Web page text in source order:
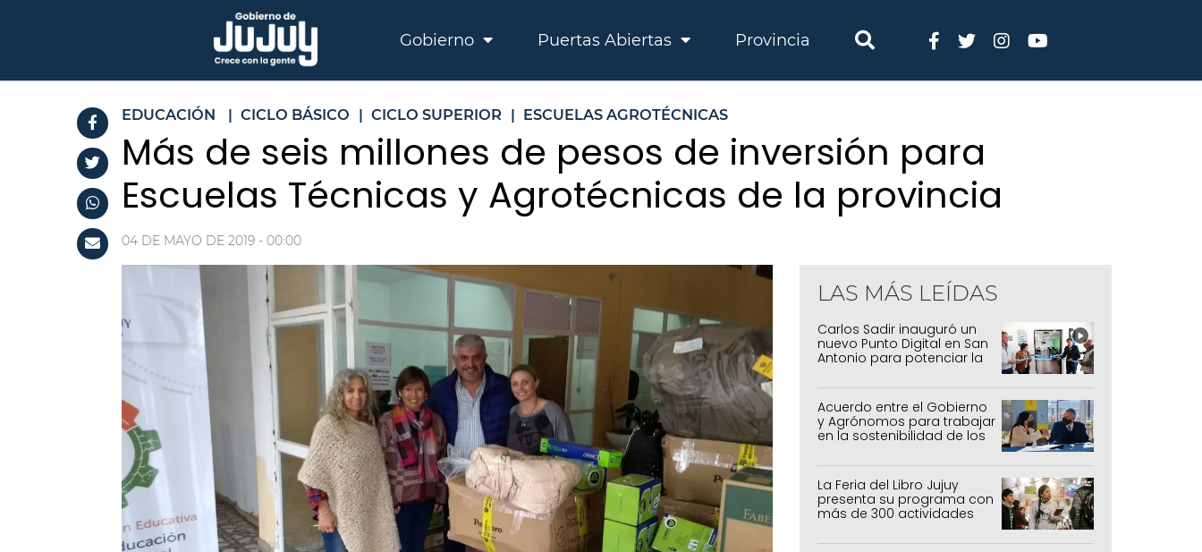
Gobierno Puertas Abiertas Provincia
EDUCACIÓN | CICLO BÁSICO | CICLO SUPERIOR | ESCUELAS AGROTÉCNICAS
Más de seis millones de pesos de inversión para
Escuelas Técnicas y Agrotécnicas de la provincia
04 DE MAYO DE 2019 - 00:00
LAS MÁS LEÍDAS
Carlos Sadir inauguró un
nuevo Punto Digital en San
Antonio para potenciar la
Acuerdo entre el Gobierno
y Agrónomos para trabajar
en la sostenibilidad de los
agrícolas, pecuarios y
forestal
La Feria del Libro Jujuy
presenta su programa con
más de 300 actividades